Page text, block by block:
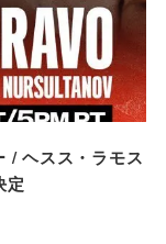
/ ヘスス・ラモス
定